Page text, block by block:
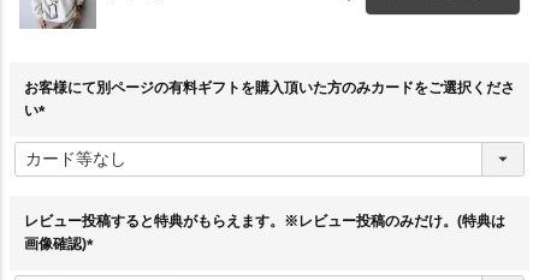
お客様にて別ページの有料ギフトを購入頂いた方のみカードをご選択くださ
い
必
須
レビュー投稿すると特典がもらえます。※レビュー投稿のみだけ。(特典は
画像確認)